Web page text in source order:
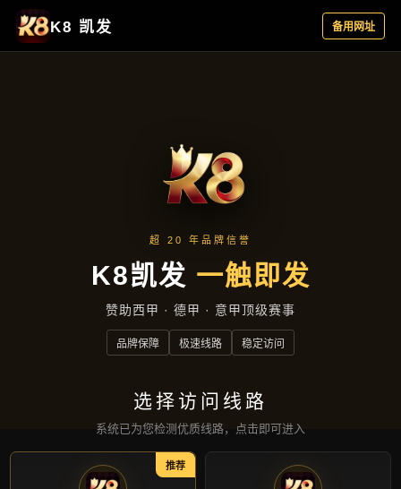
主营产品
首页 主营产品